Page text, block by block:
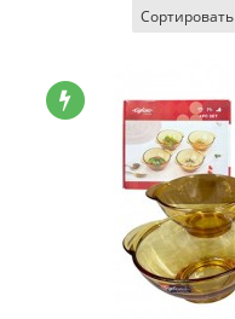
Сортировать